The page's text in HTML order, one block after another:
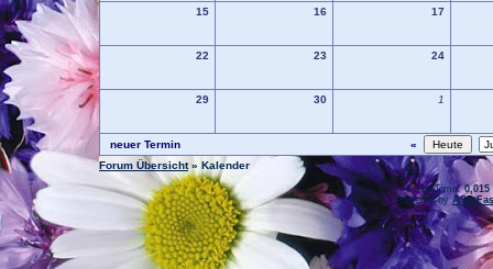
15 16 17
22 23 24
29 30 1
neuer Termin
«
Forum Übersicht» Kalender
.: Script-Time:0,015
Powered byASP-